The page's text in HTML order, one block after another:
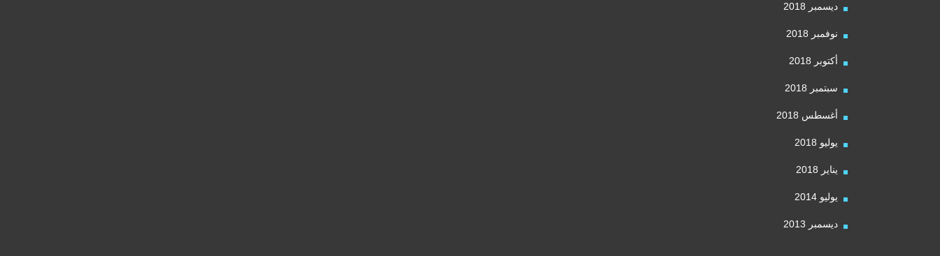
ديسمبر 2018
نوفمبر 2018
أكتوبر 2018
سبتمبر 2018
أغسطس 2018
يوليو 2018
يناير 2018
يوليو 2014
ديسمبر 2013